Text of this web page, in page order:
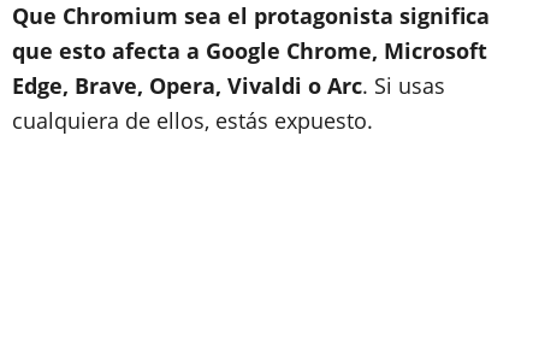
Que Chromium sea el protagonista significa
que esto afecta a Google Chrome, Microsoft
Edge, Brave, Opera, Vivaldi o Arc. Si usas
cualquiera de ellos, estás expuesto.